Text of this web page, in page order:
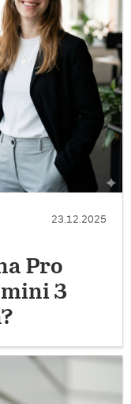
23.12.2025
Pro
3